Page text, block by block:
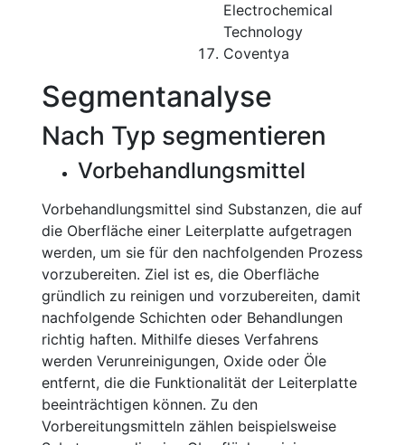
Electrochemical
Technology
Coventya
Segmentanalyse
Nach Typ segmentieren
Vorbehandlungsmittel
Vorbehandlungsmittel sind Substanzen, die auf
die Oberfläche einer Leiterplatte aufgetragen
werden, um sie für den nachfolgenden Prozess
vorzubereiten. Ziel ist es, die Oberfläche
gründlich zu reinigen und vorzubereiten, damit
nachfolgende Schichten oder Behandlungen
richtig haften. Mithilfe dieses Verfahrens
werden Verunreinigungen, Oxide oder Öle
entfernt, die die Funktionalität der Leiterplatte
beeinträchtigen können. Zu den
Vorbereitungsmitteln zählen beispielsweise